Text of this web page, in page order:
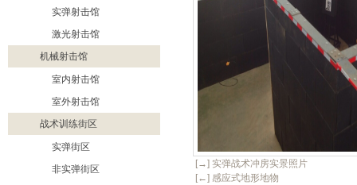
实弹射击馆
激光射击馆
机械射击馆
室内射击馆
室外射击馆
战术训练街区
实弹街区
非实弹街区
[→] 实弹战术冲房实景照片
[←] 感应式地形地物